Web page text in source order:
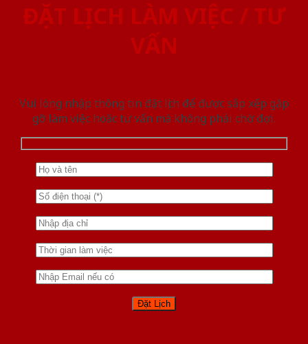
ĐẶT LỊCH LÀM VIỆC / TƯ
VẤN
Vui lòng nhập thông tin đặt lịch để được sắp xếp gặp
gỡ làm việc hoăc tư vấn mà không phải chờ đợi.